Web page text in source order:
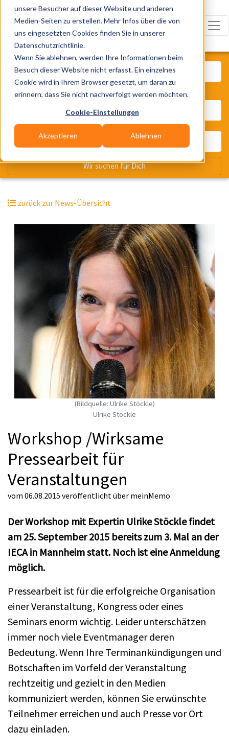
unsere Besucher auf dieser Website und anderen
Medien-Seiten zu erstellen. Mehr Infos über die von
uns eingesetzten Cookies finden Sie in unserer
Datenschutzrichtlinie.
Wenn Sie ablehnen, werden Ihre Informationen beim
Besuch dieser Website nicht erfasst. Ein einzelnes
Cookie wird in Ihrem Browser gesetzt, um daran zu
erinnern, dass Sie nicht nachverfolgt werden möchten.
Cookie-Einstellungen
Akzeptieren Ablehnen
zurück zur News-Übersicht
(Bildquelle: Ulrike Stöckle)
Ulrike Stöckle
Workshop /Wirksame
Pressearbeit für
Veranstaltungen
vom 06.08.2015 veröffentlicht über meinMemo
Der Workshop mit Expertin Ulrike Stöckle findet
am 25. September 2015 bereits zum 3. Mal an der
IECA in Mannheim statt. Noch ist eine Anmeldung
möglich.
Pressearbeit ist für die erfolgreiche Organisation
einer Veranstaltung, Kongress oder eines
Seminars enorm wichtig. Leider unterschätzen
immer noch viele Eventmanager deren
Bedeutung. Wenn Ihre Terminankündigungen und
Botschaften im Vorfeld der Veranstaltung
rechtzeitig und gezielt in den Medien
kommuniziert werden, können Sie erwünschte
Teilnehmer erreichen und auch Presse vor Ort
dazu einladen.
Was? Künstler, Zelte, Bands,
Wo? Stadt, PLZ, Ort
Wir suchen für Dich